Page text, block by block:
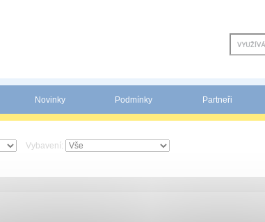
Novinky Podmínky Partneři
Vybavení: